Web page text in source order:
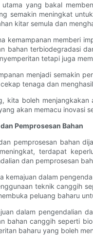
utama yang bakal
semakin meningkat
kitar semula dan
kemampanan memberi
bahan terbiodegradasi
tetapi juga
menjadi semakin
tenaga dan
kita boleh
akan memacu inovasi
Pemprosesan Bahan
pemprosesan bahan
terdapat
dan pemprosesan
kemajuan dalam
teknik canggih
peluang baharu
dalam pengendalian
bahan canggih seperti
baharu yang boleh